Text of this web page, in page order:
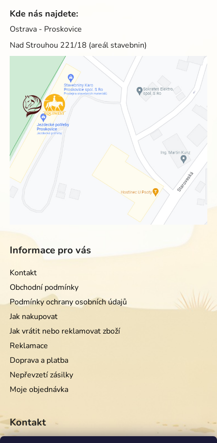
Kde nás najdete:
Ostrava - Proskovice
Nad Strouhou 221/18 (areál stavebnin)
Informace pro vás
Kontakt
Obchodní podmínky
Podmínky ochrany osobních údajů
Jak nakupovat
Jak vrátit nebo reklamovat zboží
Reklamace
Doprava a platba
Nepřevzetí zásilky
Moje objednávka
Kontakt